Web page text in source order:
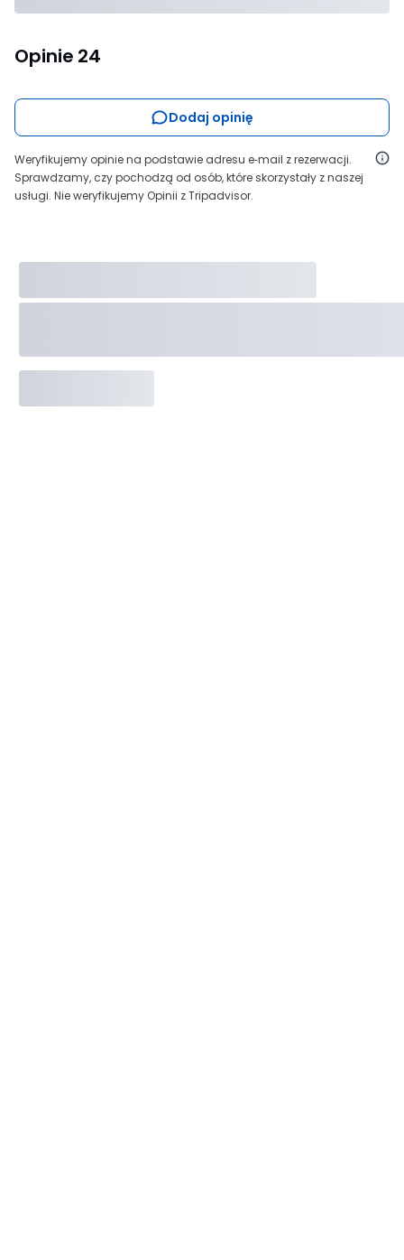
Opinie 24
Dodaj opinię
Weryfikujemy opinie na podstawie adresu e‑mail z rezerwacji.
Sprawdzamy, czy pochodzą od osób, które skorzystały z naszej
usługi. Nie weryfikujemy Opinii z Tripadvisor.